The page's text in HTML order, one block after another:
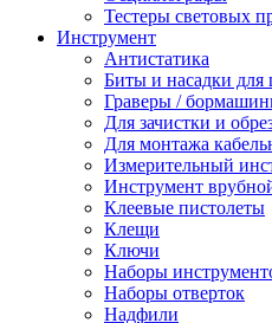
Тестеры световых
Инструмент
Антистатика
Биты и насадки для
Граверы /
Для зачистки и
Для монтажа
Измерительный
Инструмент
Клеевые пистолеты
Клещи
Ключи
Наборы
Наборы отверток
Надфили